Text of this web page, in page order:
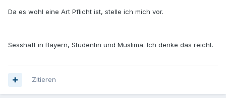
Da es wohl eine Art Pflicht ist, stelle ich mich vor.
Sesshaft in Bayern, Studentin und Muslima. Ich denke das reicht.
Zitieren